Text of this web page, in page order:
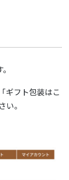
ギフト包装はこ
。